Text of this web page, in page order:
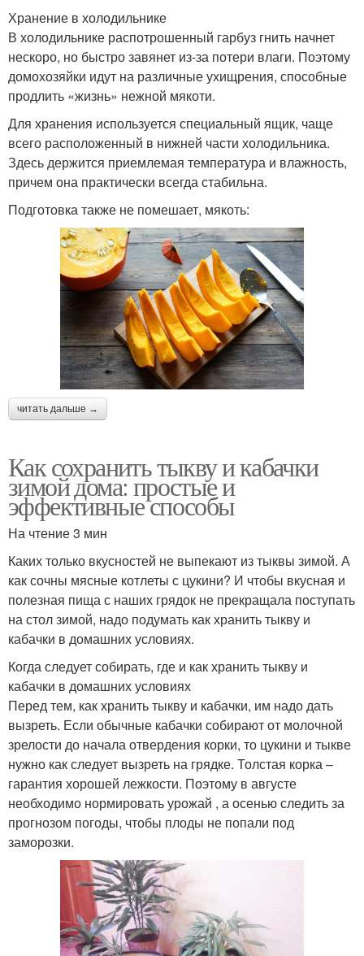
Хранение в холодильнике
В холодильнике распотрошенный гарбуз гнить начнет
нескоро, но быстро завянет из-за потери влаги. Поэтому
домохозяйки идут на различные ухищрения, способные
продлить «жизнь» нежной мякоти.
Для хранения используется специальный ящик, чаще
всего расположенный в нижней части холодильника.
Здесь держится приемлемая температура и влажность,
причем она практически всегда стабильна.
Подготовка также не помешает, мякоть:
читать дальше →
Как сохранить тыкву и кабачки
зимой дома: простые и
эффективные способы
На чтение 3 мин
Каких только вкусностей не выпекают из тыквы зимой. А
как сочны мясные котлеты с цукини? И чтобы вкусная и
полезная пища с наших грядок не прекращала поступать
на стол зимой, надо подумать как хранить тыкву и
кабачки в домашних условиях.
Когда следует собирать, где и как хранить тыкву и
кабачки в домашних условиях
Перед тем, как хранить тыкву и кабачки, им надо дать
вызреть. Если обычные кабачки собирают от молочной
зрелости до начала отвердения корки, то цукини и тыкве
нужно как следует вызреть на грядке. Толстая корка –
гарантия хорошей лежкости. Поэтому в августе
необходимо нормировать урожай , а осенью следить за
прогнозом погоды, чтобы плоды не попали под
заморозки.